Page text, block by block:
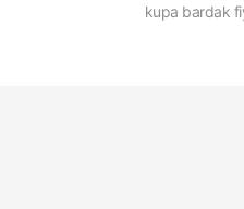
kupa bardak